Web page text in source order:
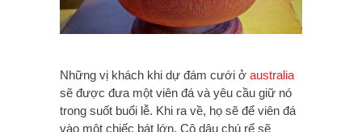
Những vị khách khi dự đám cưới ở australia
sẽ được đưa một viên đá và yêu cầu giữ nó
trong suốt buổi lễ. Khi ra về, họ sẽ để viên đá
vào một chiếc bát lớn. Cô dâu chú rể sẽ